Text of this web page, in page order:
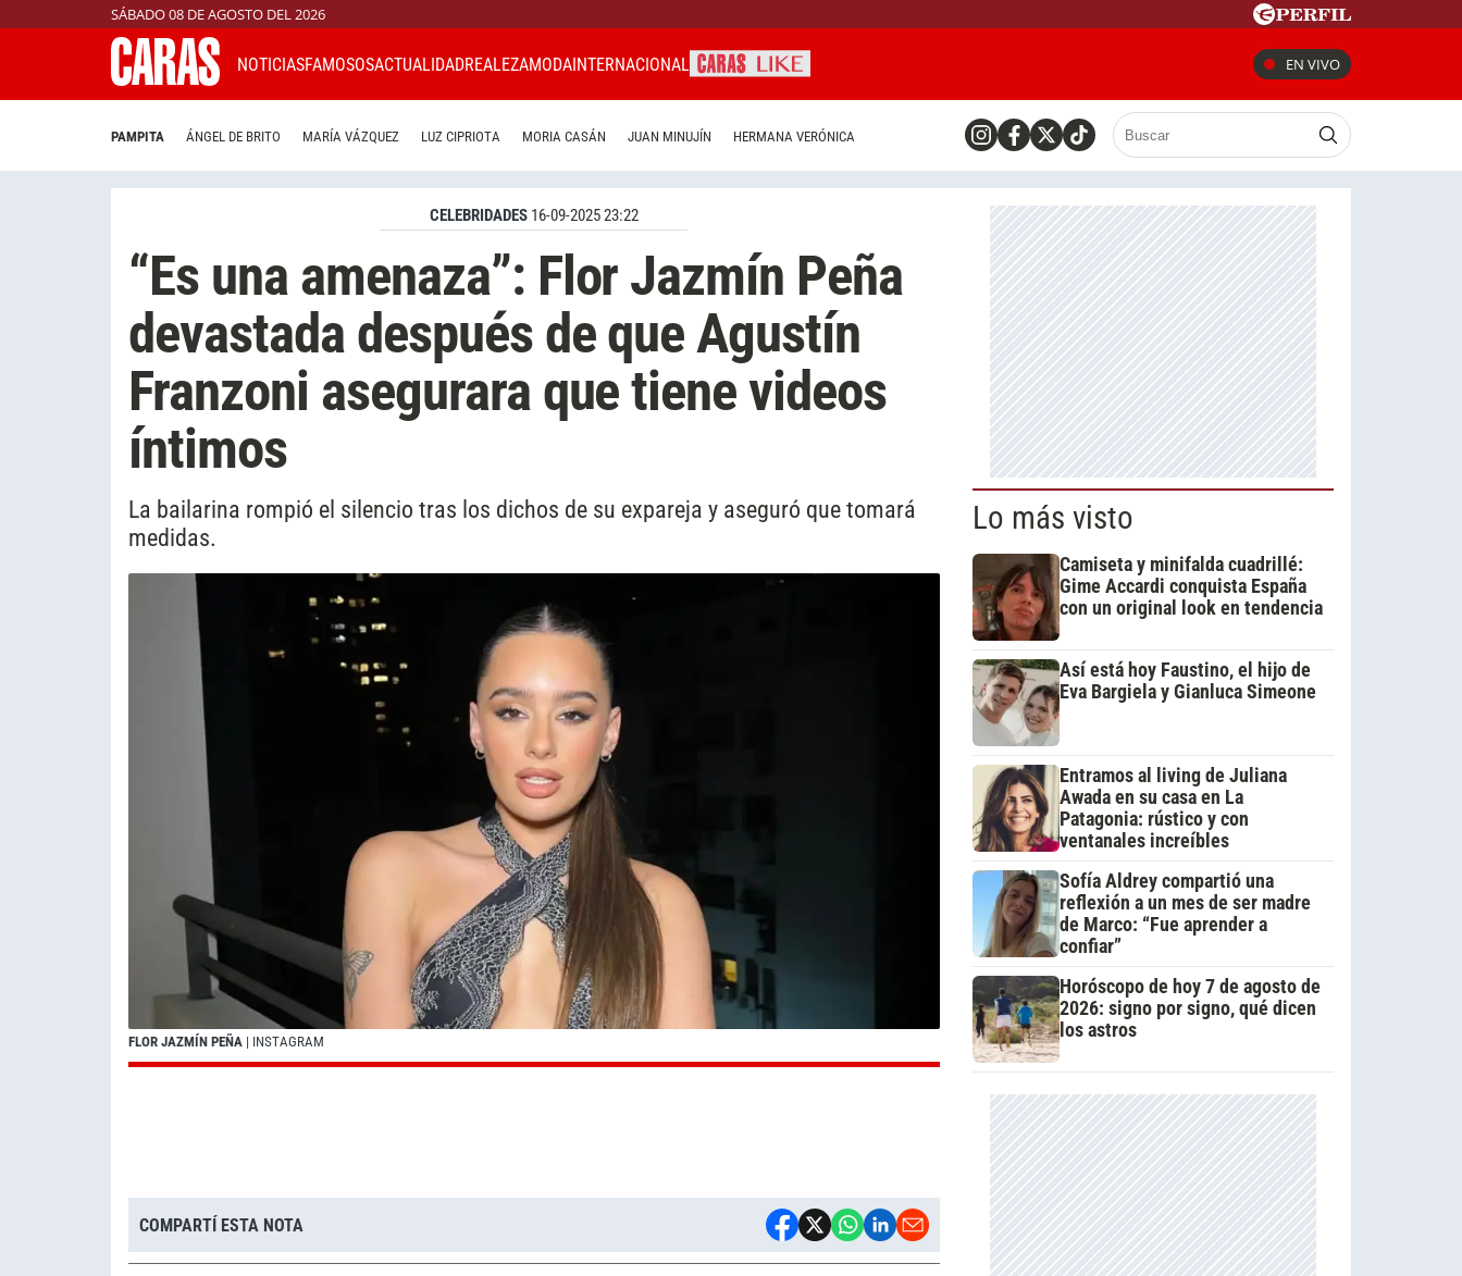
SÁBADO 08 DE AGOSTO DEL 2026
NOTICIASFAMOSOSACTUALIDADREALEZAMODAINTERNACIONAL EN VIVO
PAMPITA ÁNGEL DE BRITO MARÍA VÁZQUEZ LUZ CIPRIOTA MORIA CASÁN JUAN MINUJÍN HERMANA VERÓNICA
CELEBRIDADES 16-09-2025 23:22
“Es una amenaza”: Flor Jazmín Peña
devastada después de que Agustín
Franzoni asegurara que tiene videos
íntimos
La bailarina rompió el silencio tras los dichos de su expareja y aseguró que tomará
medidas.
FLOR JAZMÍN PEÑA | INSTAGRAM
COMPARTÍ ESTA NOTA
Lo más visto
Camiseta y minifalda cuadrillé:
Gime Accardi conquista España
con un original look en tendencia
Así está hoy Faustino, el hijo de
Eva Bargiela y Gianluca Simeone
Entramos al living de Juliana
Awada en su casa en La
Patagonia: rústico y con
ventanales increíbles
Sofía Aldrey compartió una
reflexión a un mes de ser madre
de Marco: “Fue aprender a
confiar”
Horóscopo de hoy 7 de agosto de
2026: signo por signo, qué dicen
los astros